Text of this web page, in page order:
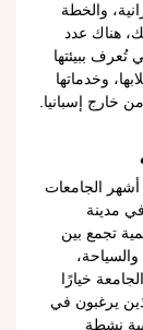
والخطة
هناك عدد
تُعرف ببيئتها
وخدماتها
خارج إسبانيا.
الجامعات
مدينة
تجمع بين
والسياحة،
خيارًا
يرغبون في
نشطة